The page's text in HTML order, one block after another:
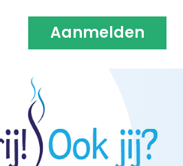
Home
Over ons
Aanmelden